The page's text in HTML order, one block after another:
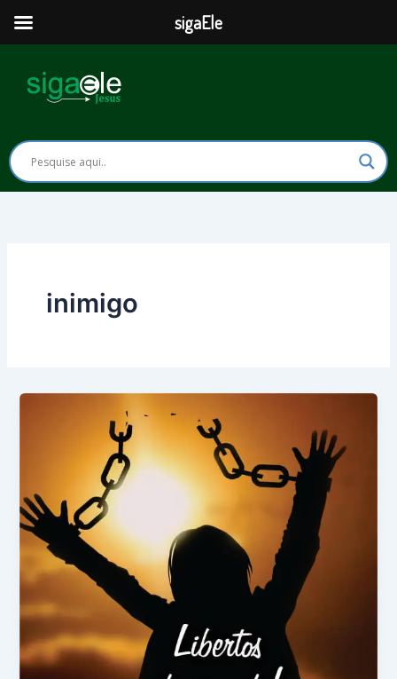
para
conteúdo
inimigo
sigaEle